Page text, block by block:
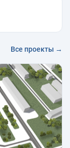
Все проекты →